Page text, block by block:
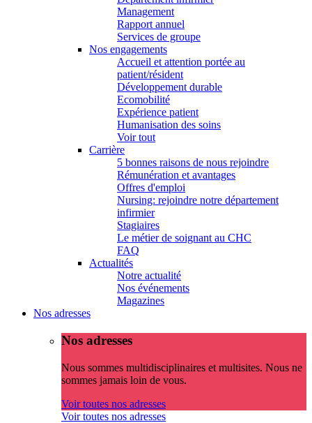
Management
Rapport annuel
Services de groupe
Nos engagements
Accueil et attention portée au
patient/résident
Développement durable
Ecomobilité
Expérience patient
Humanisation des soins
Voir tout
Carrière
5 bonnes raisons de nous rejoindre
Rémunération et avantages
Offres d'emploi
Nursing: rejoindre notre département
infirmier
Stagiaires
Le métier de soignant au CHC
FAQ
Actualités
Notre actualité
Nos événements
Magazines
Nos adresses
Nos adresses
Nous sommes multidisciplinaires et multisites. Nous ne
sommes jamais loin de vous.
Voir toutes nos adresses
Voir toutes nos adresses